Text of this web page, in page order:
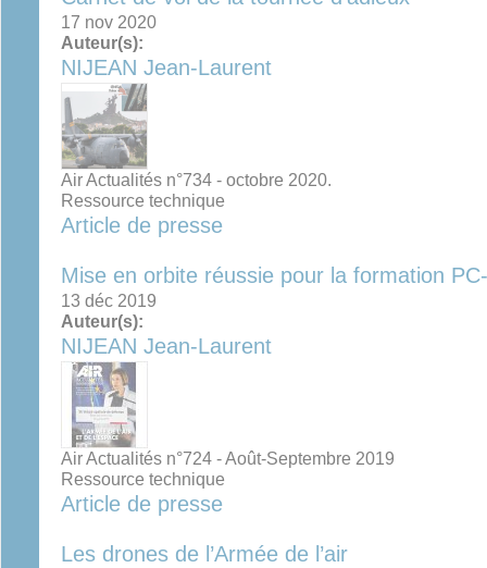
17 nov 2020
Auteur(s):
NIJEAN Jean-Laurent
Air Actualités n°734 - octobre 2020.
Ressource technique
Article de presse
Mise en orbite réussie pour la formation
13 déc 2019
Auteur(s):
NIJEAN Jean-Laurent
Air Actualités n°724 - Août-Septembre 2019
Ressource technique
Article de presse
Les drones de l’Armée de l’air